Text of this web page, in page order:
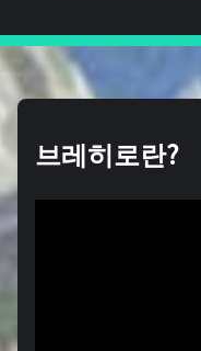
브레히로란?